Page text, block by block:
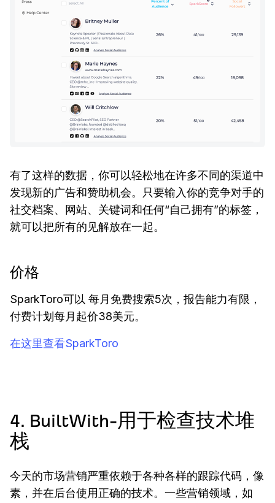
有了这样的数据，你可以轻松地在许多不同的渠道中
发现新的广告和赞助机会。只要输入你的竞争对手的
社交档案、网站、关键词和任何“自己拥有”的标签，
就可以把所有的见解放在一起。
价格
SparkToro可以 每月免费搜索5次，报告能力有限，
付费计划每月起价38美元。
在这里查看SparkToro
4. BuiltWith-用于检查技术堆
栈
今天的市场营销严重依赖于各种各样的跟踪代码，像
素，并在后台使用正确的技术。一些营销领域，如